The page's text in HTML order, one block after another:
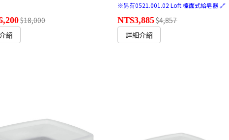
$18,000
紹
※另有0521.001.02 Loft 檯面式給皂器 🔗
NT$3,885$4,857
詳細介紹